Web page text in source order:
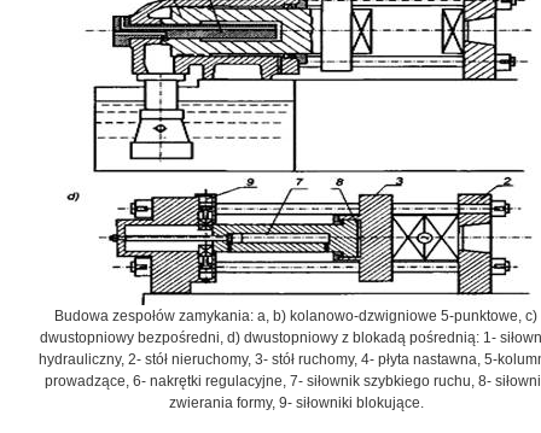
Budowa zespołów zamykania: a, b) kolanowo-dzwigniowe 5-punktowe, c)
dwustopniowy bezpośredni, d) dwustopniowy z blokadą pośrednią: 1-
hydrauliczny, 2- stół nieruchomy, 3- stół ruchomy, 4- płyta nastawna, 5-
prowadzące, 6- nakrętki regulacyjne, 7- siłownik szybkiego ruchu, 8-
zwierania formy, 9- siłowniki blokujące.